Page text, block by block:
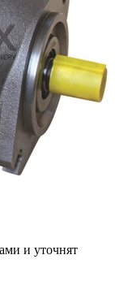
и уточнят